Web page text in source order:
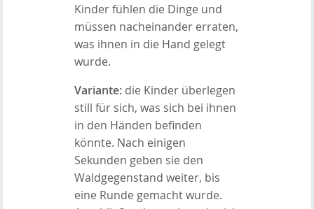
Kinder fühlen die Dinge und
müssen nacheinander erraten,
was ihnen in die Hand gelegt
wurde.
Variante:die Kinder überlegen
still für sich, was sich bei ihnen
in den Händen befinden
könnte. Nach einigen
Sekunden geben sie den
Waldgegenstand weiter, bis
eine Runde gemacht wurde.